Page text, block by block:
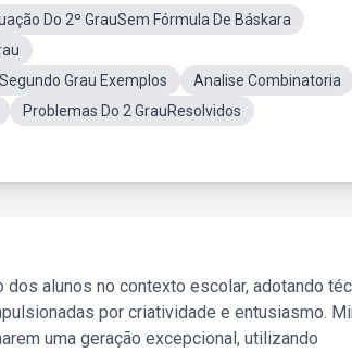
Do 2º GrauSem Fórmula De Báskara
Grau Exemplos
Analise Combinatoria
Problemas Do 2 GrauResolvidos
alunos no contexto escolar, adotando
por criatividade e entusiasmo.
uma geração excepcional, utilizando